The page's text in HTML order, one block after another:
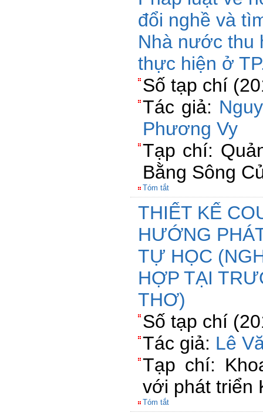
đổi nghề và
Nhà nước thu
thực hiện ở
Số tạp chí
Tác giả:
Phương Vy
Tạp chí:
Bằng Sông
Tóm tắt
THIẾT KẾ
HƯỚNG
TỰ HỌC
HỢP TẠI
THƠ)
Số tạp chí
Tác giả: Lê
Tạp chí:
với phát triển
Tóm tắt